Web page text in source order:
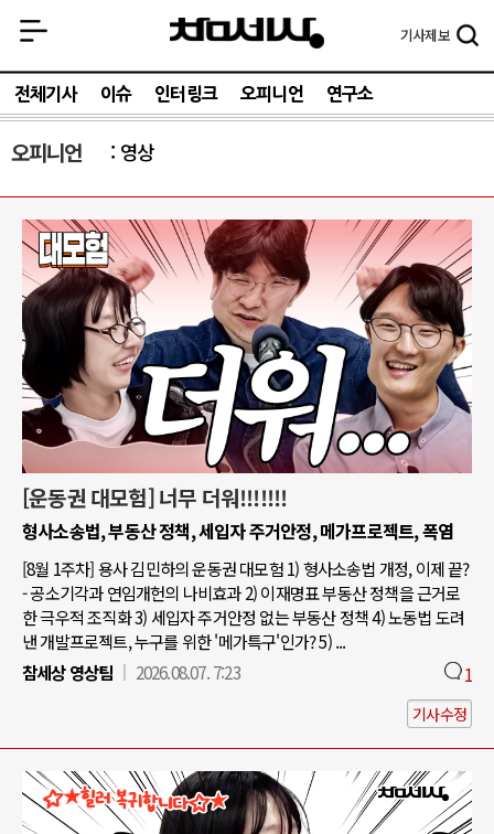
기사제보
전체기사 이슈 인터링크 오피니언 연구소
오피니언 영상
[운동권 대모험] 너무 더워!!!!!!!
형사소송법, 부동산 정책, 세입자 주거안정, 메가프로젝트, 폭염
[8월 1주차] 용사 김민하의 운동권 대모험 1) 형사소송법 개정, 이제 끝?
- 공소기각과 연임개헌의 나비효과 2) 이재명표 부동산 정책을 근거로
한 극우적 조직화 3) 세입자 주거안정 없는 부동산 정책 4) 노동법 도려
낸 개발프로젝트, 누구를 위한 '메가특구'인가? 5) ...
참세상 영상팀
2026.08.07. 7:23 1
기사수정